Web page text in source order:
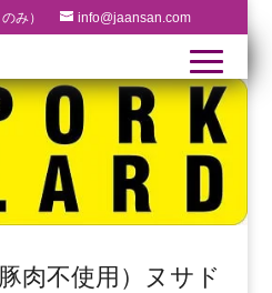
み） info@jaansan.com
肉不使用）ヌサド